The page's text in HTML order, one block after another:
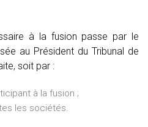
à la fusion passe par le
au Président du Tribunal de
soit par :
à la fusion ;
les sociétés.